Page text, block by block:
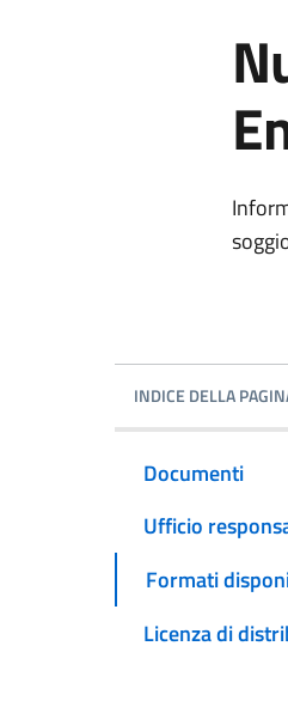
INDICE DELLA
Documenti
Ufficio
Formati
Licenza di